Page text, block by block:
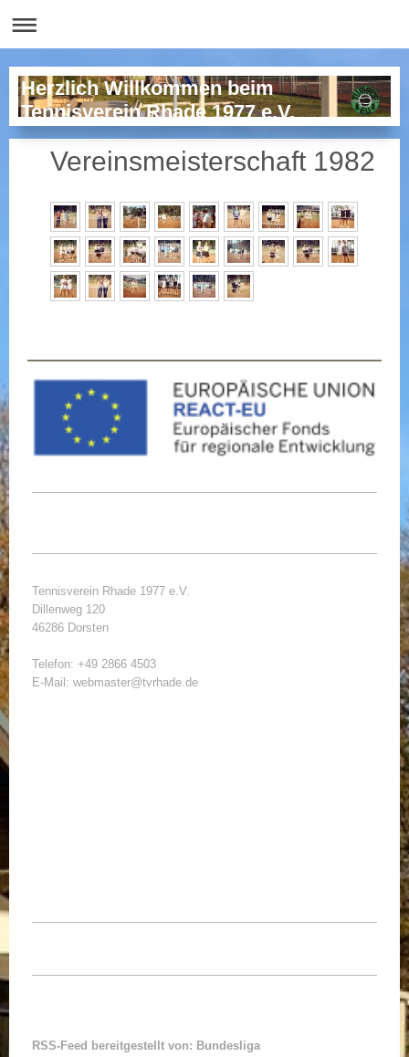
Herzlich Willkommen beim
Tennisverein Rhade 1977 e.V.
Vereinsmeisterschaft 1982
Tennisverein Rhade 1977 e.V.
Dillenweg 120
46286 Dorsten
Telefon: +49 2866 4503
E-Mail: webmaster@tvrhade.de
RSS-Feed bereitgestellt von: Bundesliga